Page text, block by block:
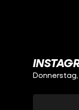
Donnerstag,